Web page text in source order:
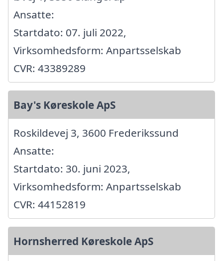
Ansatte:
Startdato: 07. juli 2022,
Virksomhedsform: Anpartsselskab
CVR: 43389289
Bay's Køreskole ApS
Roskildevej 3, 3600 Frederikssund
Ansatte:
Startdato: 30. juni 2023,
Virksomhedsform: Anpartsselskab
CVR: 44152819
Hornsherred Køreskole ApS